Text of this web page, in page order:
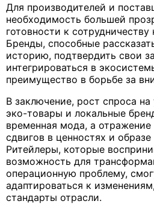
Для производителей и
необходимость большей
готовности к
Бренды, способные
историю, подтвердить свои
интегрироваться в
преимущество в борьбе за
В заключение, рост спроса
эко-товары и локальные
временная мода, а отражение
сдвигов в ценностях и
Ритейлеры, которые
возможность для
операционную проблему,
адаптироваться к
стандарты отрасли.